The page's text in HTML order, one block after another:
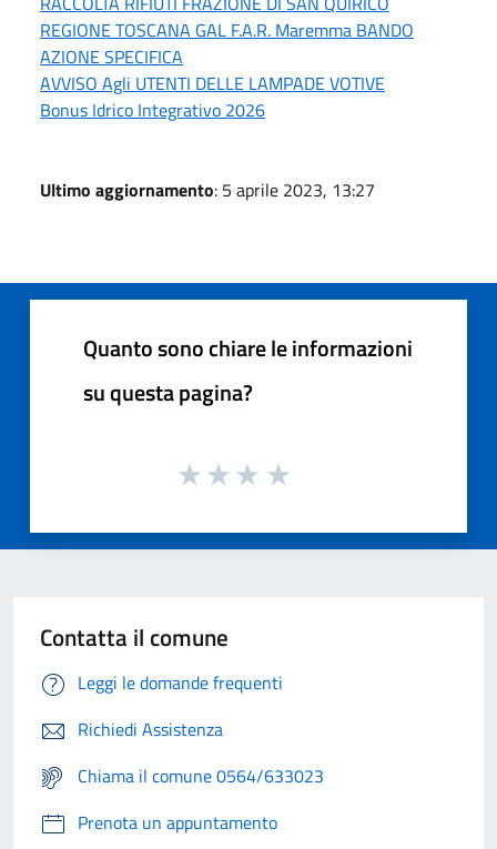
REGIONE TOSCANA GAL F.A.R. Maremma BANDO
AZIONE SPECIFICA
AVVISO Agli UTENTI DELLE LAMPADE VOTIVE
Bonus Idrico Integrativo 2026
Ultimo aggiornamento: 5 aprile 2023, 13:27
Quanto sono chiare le informazioni
su questa pagina?
Contatta il comune
Leggi le domande frequenti
Richiedi Assistenza
Chiama il comune 0564/633023
Prenota un appuntamento